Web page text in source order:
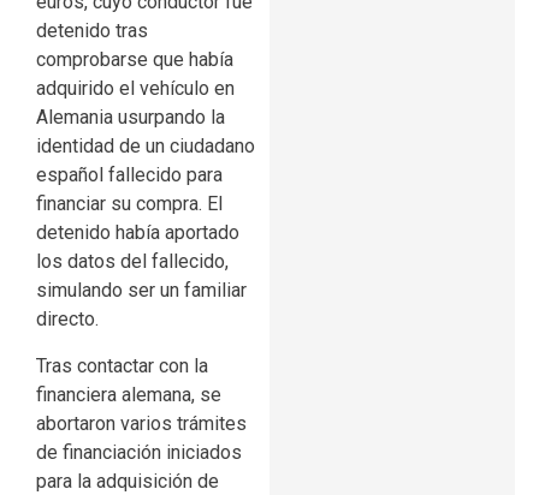
detenido tras
comprobarse que había
adquirido el vehículo en
Alemania usurpando la
identidad de un ciudadano
español fallecido para
financiar su compra. El
detenido había aportado
los datos del fallecido,
simulando ser un familiar
directo.
Tras contactar con la
financiera alemana, se
abortaron varios trámites
de financiación iniciados
para la adquisición de